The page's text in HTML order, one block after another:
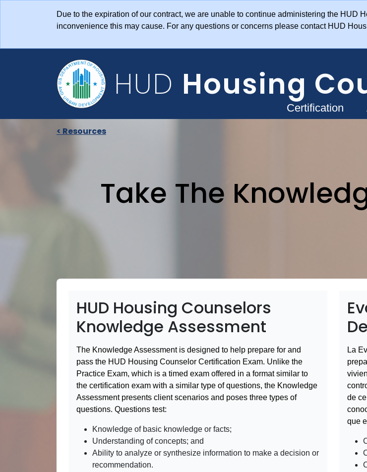
Due to the expiration of our contract, we are unable to continue administering the HUD
inconvenience this may cause. For any questions or concerns please contact HUD
HUD HousingMain navigation
Certification
< Resources
Take The
HUD Housing Counselors
Knowledge Assessment
The Knowledge Assessment is designed to help prepare for and
pass the HUD Housing Counselor Certification Exam. Unlike the
Practice Exam, which is a timed exam offered in a format similar to
the certification exam with a similar type of questions, the Knowledge
Assessment presents client scenarios and poses three types of
questions. Questions test:
Knowledge of basic knowledge or facts;
Understanding of concepts; and
Ability to analyze or synthesize information to make a decision or
recommendation.
La
de
que